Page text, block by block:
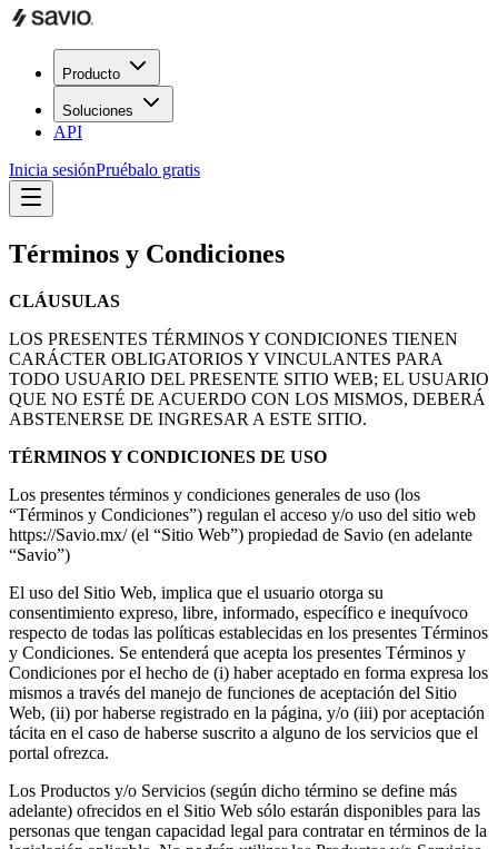
Producto
Soluciones
API
Inicia sesiónPruébalo gratis
Términos y Condiciones
CLÁUSULAS
LOS PRESENTES TÉRMINOS Y CONDICIONES TIENEN
CARÁCTER OBLIGATORIOS Y VINCULANTES PARA
TODO USUARIO DEL PRESENTE SITIO WEB; EL USUARIO
QUE NO ESTÉ DE ACUERDO CON LOS MISMOS, DEBERÁ
ABSTENERSE DE INGRESAR A ESTE SITIO.
TÉRMINOS Y CONDICIONES DE USO
Los presentes términos y condiciones generales de uso (los
“Términos y Condiciones”) regulan el acceso y/o uso del sitio web
https://Savio.mx/ (el “Sitio Web”) propiedad de Savio (en adelante
“Savio”)
El uso del Sitio Web, implica que el usuario otorga su
consentimiento expreso, libre, informado, específico e inequívoco
respecto de todas las políticas establecidas en los presentes Términos
y Condiciones. Se entenderá que acepta los presentes Términos y
Condiciones por el hecho de (i) haber aceptado en forma expresa los
mismos a través del manejo de funciones de aceptación del Sitio
Web, (ii) por haberse registrado en la página, y/o (iii) por aceptación
tácita en el caso de haberse suscrito a alguno de los servicios que el
portal ofrezca.
Los Productos y/o Servicios (según dicho término se define más
adelante) ofrecidos en el Sitio Web sólo estarán disponibles para las
personas que tengan capacidad legal para contratar en términos de la